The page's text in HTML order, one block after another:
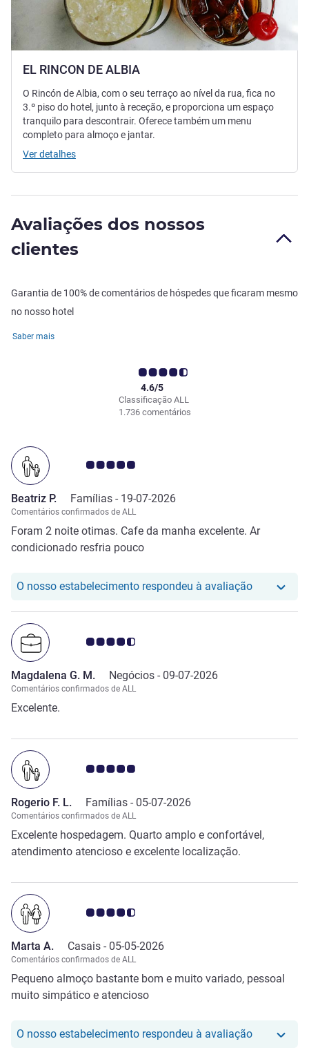
EL RINCON DE ALBIA
O Rincón de Albia, com o seu terraço ao nível da rua, fica no
3.º piso do hotel, junto à receção, e proporciona um espaço
tranquilo para descontrair. Oferece também um menu
completo para almoço e jantar.
Ver detalhes
Avaliações dos nossos
clientes
Garantia de 100% de comentários de hóspedes que ficaram mesmo
no nosso hotel
Saber mais
Classificação ALL
4.6/5
1.736 comentários
Nota clientes Avis 5.0/5
Beatriz P. Famílias - 19-07-2026
Comentários confirmados de ALL
Foram 2 noite otimas. Cafe da manha excelente. Ar
condicionado resfria pouco
O nosso estabelecimento respondeu à avaliaçãoO nosso
Nota clientes Avis 4.5/5
Magdalena G. M. Negócios - 09-07-2026
Comentários confirmados de ALL
Excelente.
Nota clientes Avis 5.0/5
Rogerio F. L. Famílias - 05-07-2026
Comentários confirmados de ALL
Excelente hospedagem. Quarto amplo e confortável,
atendimento atencioso e excelente localização.
Nota clientes Avis 4.5/5
Marta A. Casais - 05-05-2026
Comentários confirmados de ALL
Pequeno almoço bastante bom e muito variado, pessoal
muito simpático e atencioso
O nosso estabelecimento respondeu à avaliaçãoO nosso